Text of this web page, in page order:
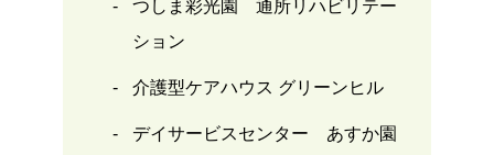
つしま彩光園 通所リハビリテー
ション
介護型ケアハウス グリーンヒル
デイサービスセンター あすか園